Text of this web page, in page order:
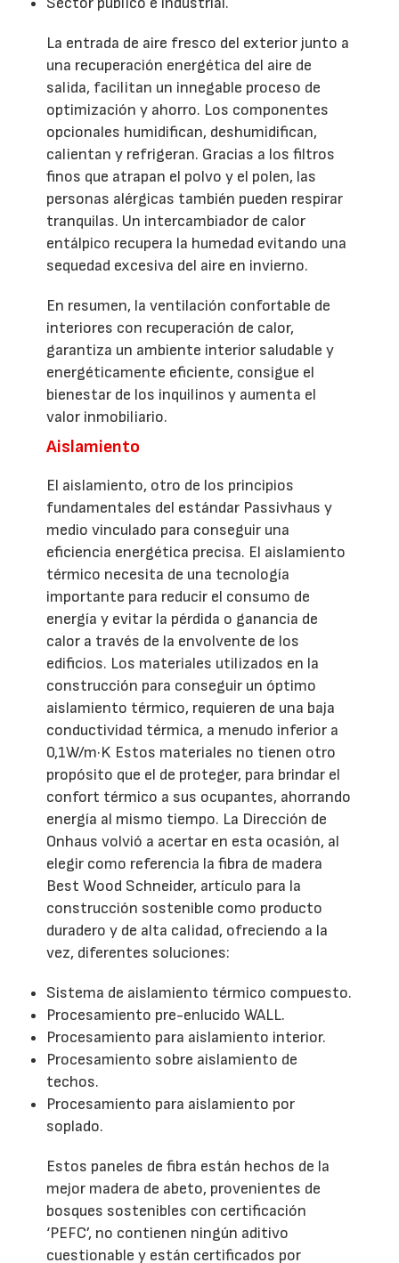
La entrada de aire fresco del exterior junto a
una recuperación energética del aire de
salida, facilitan un innegable proceso de
optimización y ahorro. Los componentes
opcionales humidifican, deshumidifican,
calientan y refrigeran. Gracias a los filtros
finos que atrapan el polvo y el polen, las
personas alérgicas también pueden respirar
tranquilas. Un intercambiador de calor
entálpico recupera la humedad evitando una
sequedad excesiva del aire en invierno.
En resumen, la ventilación confortable de
interiores con recuperación de calor,
garantiza un ambiente interior saludable y
energéticamente eficiente, consigue el
bienestar de los inquilinos y aumenta el
valor inmobiliario.
Aislamiento
El aislamiento, otro de los principios
fundamentales del estándar Passivhaus y
medio vinculado para conseguir una
eficiencia energética precisa. El aislamiento
térmico necesita de una tecnología
importante para reducir el consumo de
energía y evitar la pérdida o ganancia de
calor a través de la envolvente de los
edificios. Los materiales utilizados en la
construcción para conseguir un óptimo
aislamiento térmico, requieren de una baja
conductividad térmica, a menudo inferior a
0,1W/m·K Estos materiales no tienen otro
propósito que el de proteger, para brindar el
confort térmico a sus ocupantes, ahorrando
energía al mismo tiempo. La Dirección de
Onhaus volvió a acertar en esta ocasión, al
elegir como referencia la fibra de madera
Best Wood Schneider, artículo para la
construcción sostenible como producto
duradero y de alta calidad, ofreciendo a la
vez, diferentes soluciones:
Sistema de aislamiento térmico compuesto.
Procesamiento pre-enlucido WALL.
Procesamiento para aislamiento interior.
Procesamiento sobre aislamiento de
techos.
Procesamiento para aislamiento por
soplado.
Estos paneles de fibra están hechos de la
mejor madera de abeto, provenientes de
bosques sostenibles con certificación
‘PEFC’, no contienen ningún aditivo
cuestionable y están certificados por